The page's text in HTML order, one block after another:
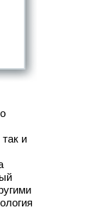
и